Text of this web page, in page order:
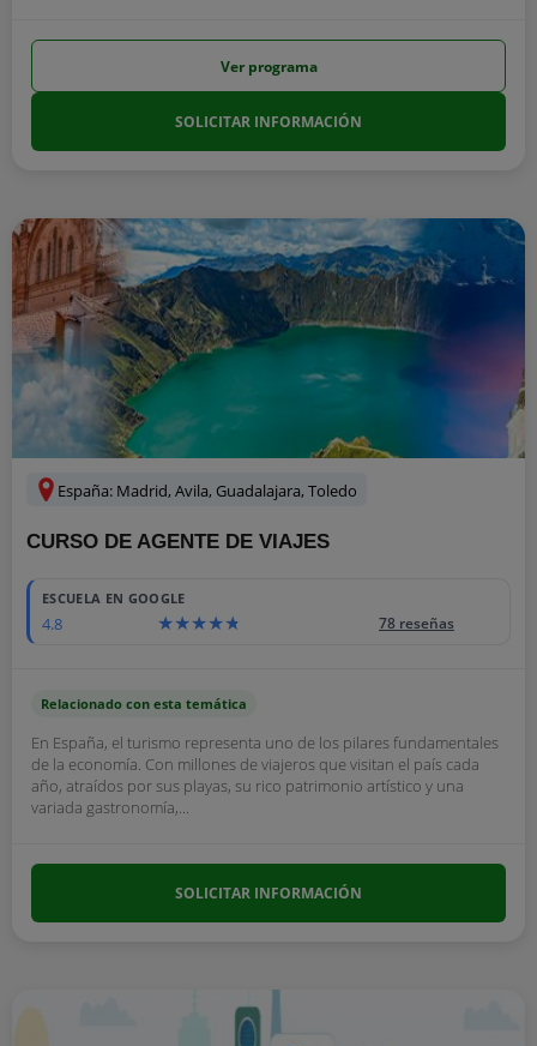
Ver programa
SOLICITAR INFORMACIÓN
España: Madrid, Avila, Guadalajara, Toledo
CURSO DE AGENTE DE VIAJES
ESCUELA EN GOOGLE
4.8 78 reseñas
Relacionado con esta temática
En España, el turismo representa uno de los pilares fundamentales
de la economía. Con millones de viajeros que visitan el país cada
año, atraídos por sus playas, su rico patrimonio artístico y una
variada gastronomía,...
SOLICITAR INFORMACIÓN